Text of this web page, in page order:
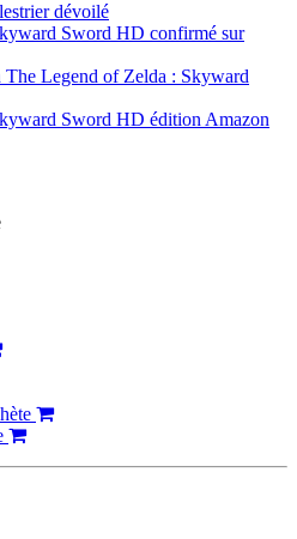
dévoilé
Sword HD confirmé sur
The Legend of Zelda : Skyward
Sword HD édition Amazon